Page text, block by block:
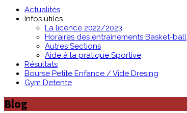
Actualités
Infos utiles
La licence 2022/2023
Horaires des entraînements Basket-ball
Autres Sections
Aide à la pratique Sportive
Résultats
Bourse Petite Enfance / Vide Dresing
Gym Detente
Blog